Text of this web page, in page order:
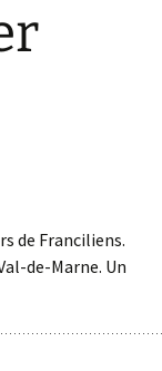
de Franciliens.
de-Marne. Un